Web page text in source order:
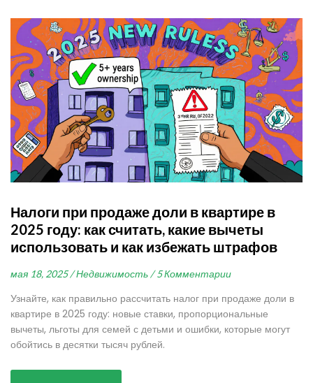
Налоги при продаже доли в квартире в
2025 году: как считать, какие вычеты
использовать и как избежать штрафов
мая 18, 2025 / Недвижимость / 5 Комментарии
Узнайте, как правильно рассчитать налог при продаже доли в
квартире в 2025 году: новые ставки, пропорциональные
вычеты, льготы для семей с детьми и ошибки, которые могут
обойтись в десятки тысяч рублей.